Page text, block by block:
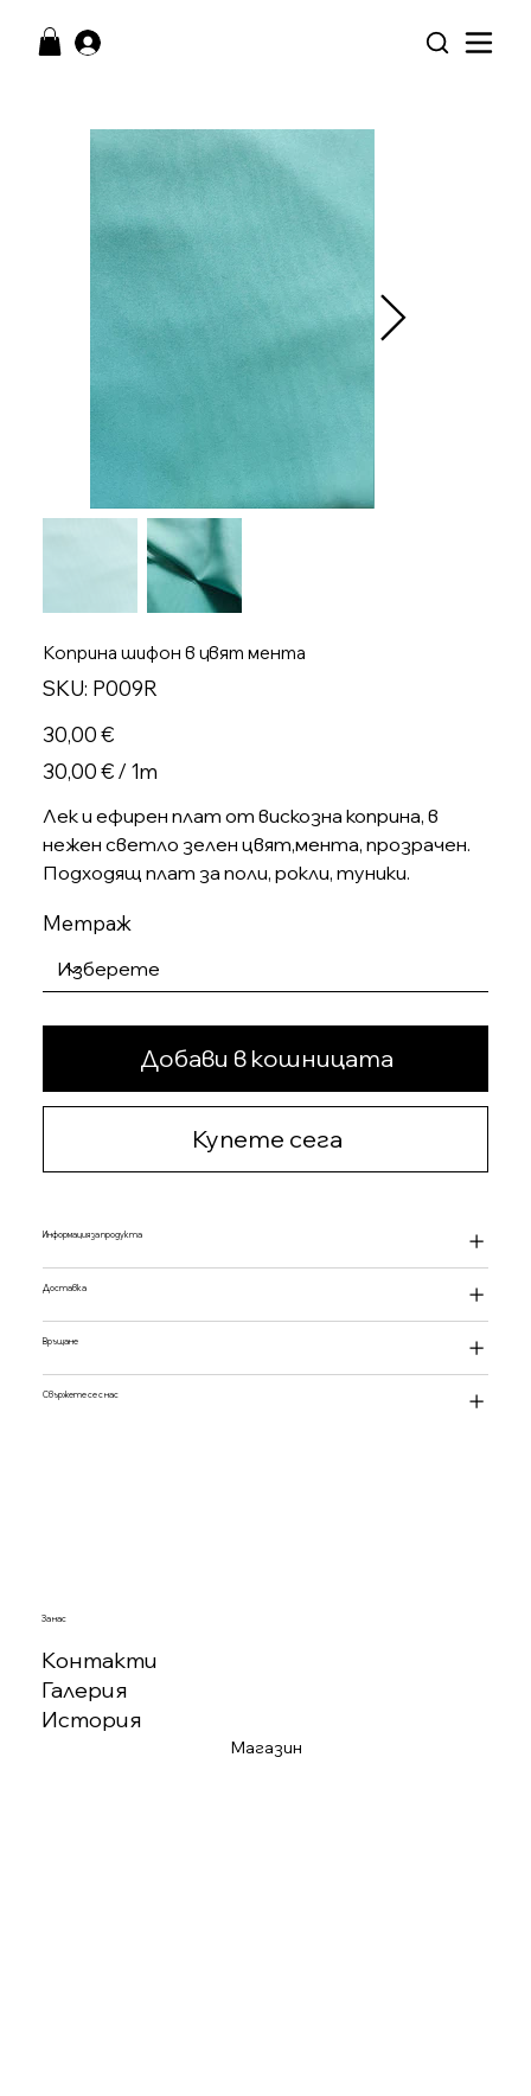
Коприна шифон в цвят мента
SKU: SKU
P009R
P009R
Цена
30,00 €
30,00 €
на
30,00 € / 1m
Лек и ефирен плат от вискозна коприна, в
нежен светло зелен цвят,мента, прозрачен.
Подходящ плат за поли, рокли, туники.
Метраж
Добави в кошницата
Купете сега
Информация за продукта
Доставка
Връщане
Свържете се с нас
За нас
Контакти
Галерия
История
Магазин